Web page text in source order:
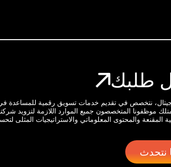
طلبك
نتخصص في تقديم خدمات تسويق رقمية للمساعدة
موظفونا المتخصصون جميع الموارد اللازمة لتزويد
المقنعة والمحتوى المعلوماتي والاستراتيجيات المثلى
نتحدث